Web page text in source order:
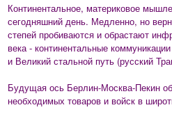
Континентальное, материковое
сегодняшний день. Медленно, но
степей пробиваются и обрастают
века - континентальные
и Великий стальной путь (русский
Будущая ось Берлин-Москва-Пекин
необходимых товаров и войск в